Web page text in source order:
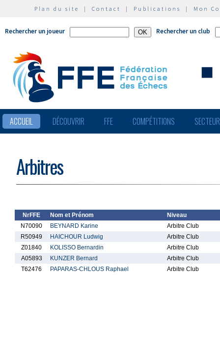
Plan du site | Contact | Publications | Mon
Rechercher un joueur Rechercher un club
ACCUEIL DÉCOUVRIR FFE COMPÉTITIONS
Arbitres
NrFFE Nom et Prénom
Niveau
N70090
BEYNARD Karine
Arbitre Club
R50949
HAICHOUR Ludwig
Arbitre Club
Z01840
KOLISSO Bernardin
Arbitre Club
A05893
KUNZER Bernard
Arbitre Club
T62476
PAPARAS-CHLOUS Raphael Arbitre Club